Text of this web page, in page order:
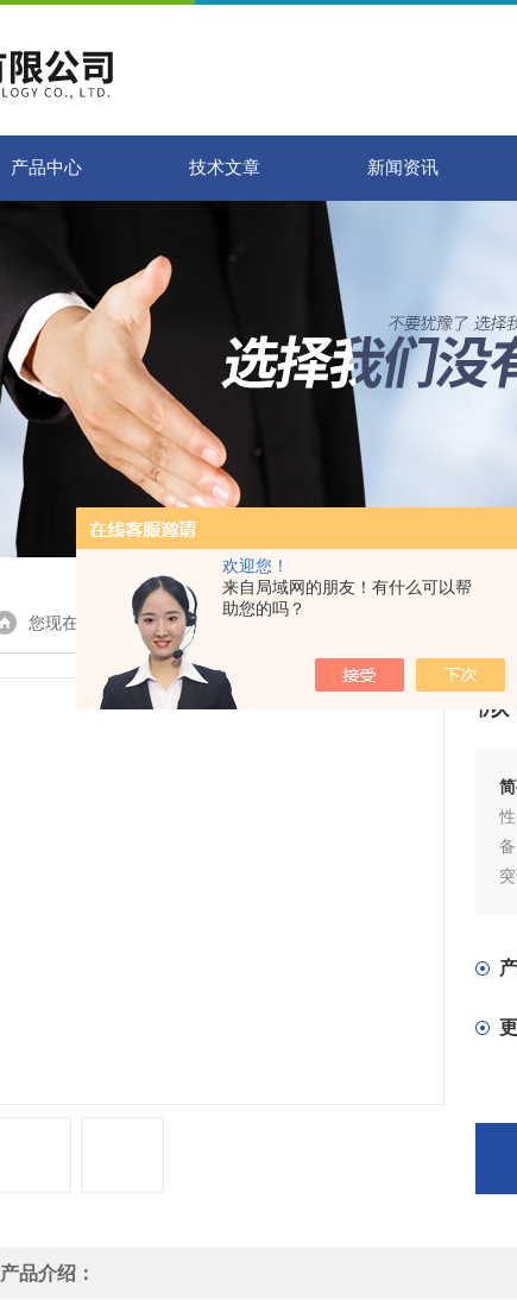
欢迎您！
来自局域网的朋友！有什么可以帮
助您的吗？
产品中心 技术文章 新闻资讯
您现在的位置：首页> 产品展示 > 杯凸试验机 微机控制全自动
产品介绍：